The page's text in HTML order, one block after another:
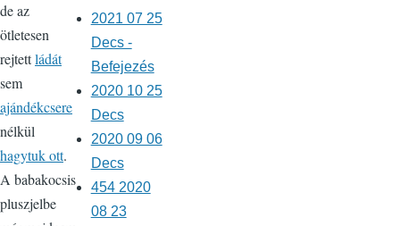
de az
ötletesen
rejtettládát
sem
ajándékcsere
nélkül
hagytuk ott.
A babakocsis
pluszjelbe
2021 07 25
Decs -
Befejezés
2020 10 25
Decs
2020 09 06
Decs
454 2020
08 23